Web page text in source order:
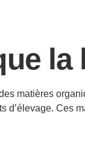
matières
d’élevage. Ces